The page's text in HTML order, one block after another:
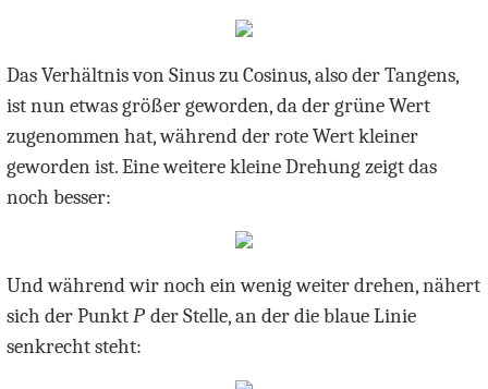
Das Verhältnis von Sinus zu Cosinus, also der Tangens,
ist nun etwas größer geworden, da der grüne Wert
zugenommen hat, während der rote Wert kleiner
geworden ist. Eine weitere kleine Drehung zeigt das
noch besser:
Und während wir noch ein wenig weiter drehen, nähert
sich der PunktP der Stelle, an der die blaue Linie
senkrecht steht: